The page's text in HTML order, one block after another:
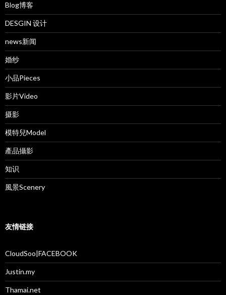
Blog博客
DESGIN 设计
news新闻
婚纱
小品Pieces
影片Video
摄影
模特兒Model
產品攝影
知识
風景Scenery
友情链接
CloudSoo|FACEBOOK
Justin.my
Thamai.net